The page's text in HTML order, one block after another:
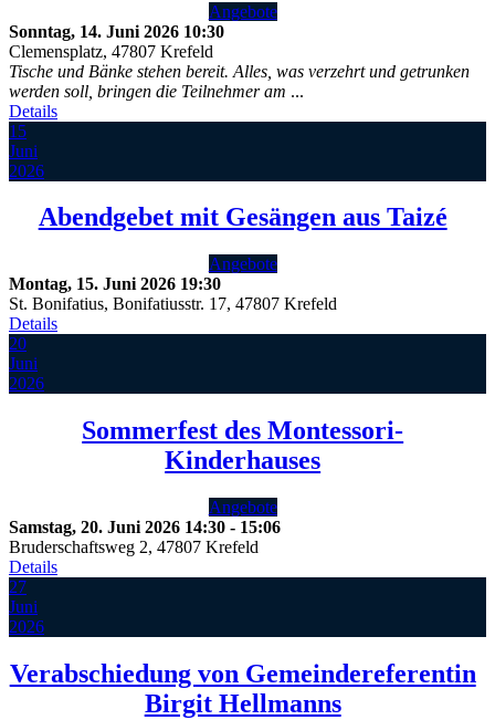
Angebote
Sonntag, 14. Juni 2026 10:30
Clemensplatz, 47807 Krefeld
Tische und Bänke stehen bereit. Alles, was verzehrt und getrunken
werden soll, bringen die Teilnehmer am ...
Details
15
Juni
2026
Abendgebet mit Gesängen aus Taizé
Angebote
Montag, 15. Juni 2026 19:30
St. Bonifatius, Bonifatiusstr. 17, 47807 Krefeld
Details
20
Juni
2026
Sommerfest des Montessori-
Kinderhauses
Angebote
Samstag, 20. Juni 2026 14:30 - 15:06
Bruderschaftsweg 2, 47807 Krefeld
Details
27
Juni
2026
Verabschiedung von Gemeindereferentin
Birgit Hellmanns